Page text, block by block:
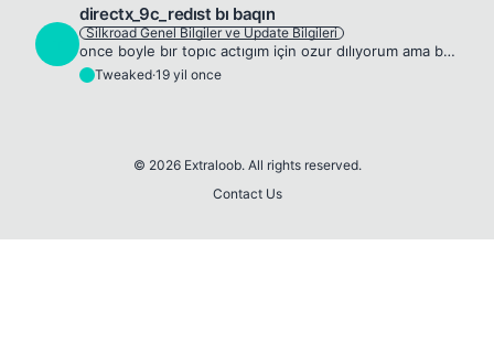
directx_9c_redıst bı baqın
Silkroad Genel Bilgiler ve Update Bilgileri
once boyle bır topıc actıgım için ozur dılıyorum ama bunuda ındırcekmısız galıba bunu ındırıp napıcaz ? Arkadas ındır dedı Sımdıden tessekkurler
Tweaked·19 yil once
© 2026 Extraloob. All rights reserved.
Contact Us